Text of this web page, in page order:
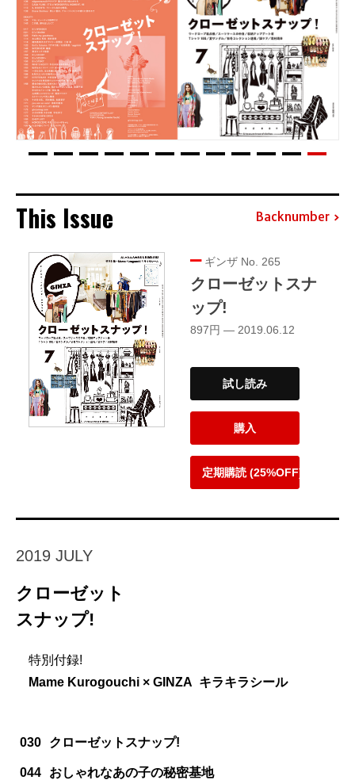
This Issue Backnumber
ギンザ No. 265
クローゼットスナ
ップ!
897円 — 2019.06.12
試し読み
購入
定期購読 (25%OFF)
2019 JULY
クローゼット
スナップ!
特別付録!
Mame Kurogouchi × GINZA キラキラシール
030 クローゼットスナップ!
044 おしゃれなあの子の秘密基地